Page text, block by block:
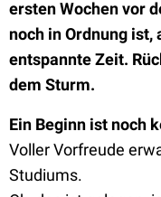
ersten Wochen vor
noch in Ordnung ist,
entspannte Zeit.
dem Sturm.
Ein Beginn ist noch
Voller Vorfreude
Studiums.